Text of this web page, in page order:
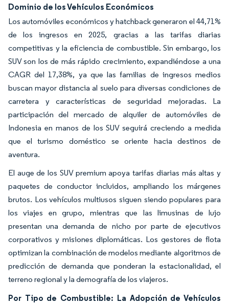
Dominio de los Vehículos Económicos
Los automóviles económicos y hatchback generaron el 44,71%
de los ingresos en 2025, gracias a las tarifas diarias
competitivas y la eficiencia de combustible. Sin embargo, los
SUV son los de más rápido crecimiento, expandiéndose a una
CAGR del 17,38%, ya que las familias de ingresos medios
buscan mayor distancia al suelo para diversas condiciones de
carretera y características de seguridad mejoradas. La
participación del mercado de alquiler de automóviles de
Indonesia en manos de los SUV seguirá creciendo a medida
que el turismo doméstico se oriente hacia destinos de
aventura.
El auge de los SUV premium apoya tarifas diarias más altas y
paquetes de conductor incluidos, ampliando los márgenes
brutos. Los vehículos multiusos siguen siendo populares para
los viajes en grupo, mientras que las limusinas de lujo
presentan una demanda de nicho por parte de ejecutivos
corporativos y misiones diplomáticas. Los gestores de flota
optimizan la combinación de modelos mediante algoritmos de
predicción de demanda que ponderan la estacionalidad, el
terreno regional y la demografía de los viajeros.
Por Tipo de Combustible: La Adopción de Vehículos